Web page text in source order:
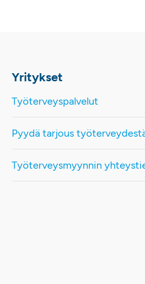
Yritykset
Työterveyspalvelut
Pyydä tarjous
Työterveysmyynnin